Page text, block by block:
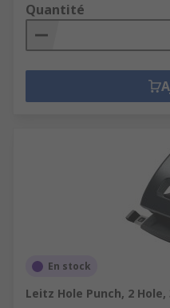
Quantité
En stock
Leitz Hole Punch, 2